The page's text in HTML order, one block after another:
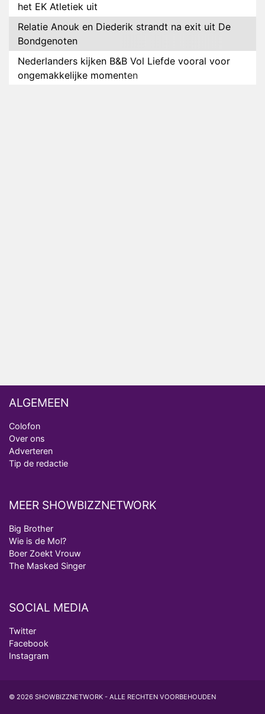
het EK Atletiek uit
Relatie Anouk en Diederik strandt na exit uit De
Bondgenoten
Nederlanders kijken B&B Vol Liefde vooral voor
ongemakkelijke momenten
ALGEMEEN
Colofon
Over ons
Adverteren
Tip de redactie
MEER SHOWBIZZNETWORK
Big Brother
Wie is de Mol?
Boer Zoekt Vrouw
The Masked Singer
SOCIAL MEDIA
Twitter
Facebook
Instagram
© 2026 SHOWBIZZNETWORK - ALLE RECHTEN VOORBEHOUDEN